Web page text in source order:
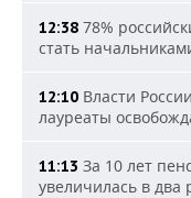
12:38 78%
стать
12:10 Власти
лауреаты
11:13 За 10 лет
увеличилась в два